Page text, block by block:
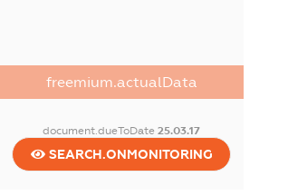
freemium.actualData
document.dueToDate25.03.17
SEARCH.ONMONITORING